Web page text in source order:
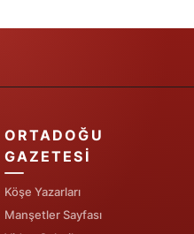
ORTADOĞU
GAZETESI
Köşe Yazarları
Manşetler Sayfası